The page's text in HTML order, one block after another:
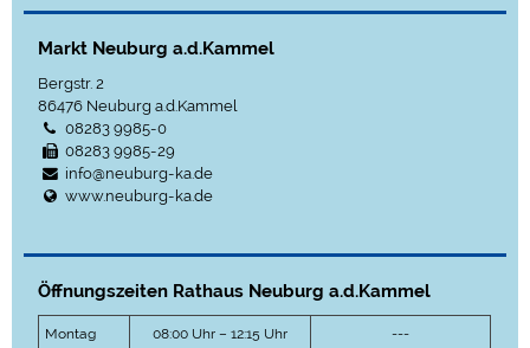
Markt Neuburg a.d.Kammel
Bergstr. 2
86476 Neuburg a.d.Kammel
08283 9985-0
08283 9985-29
info@neuburg-ka.de
www.neuburg-ka.de
Öffnungszeiten Rathaus Neuburg a.d.Kammel
Montag 08:00 Uhr – 12:15 Uhr ---